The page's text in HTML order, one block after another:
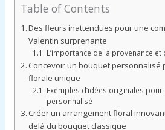
Table of Contents
Des fleurs inattendues pour une
Valentin surprenante
L’importance de la provenance
Concevoir un bouquet personnalisé
florale unique
Exemples d’idées originales
personnalisé
Créer un arrangement floral
delà du bouquet classique